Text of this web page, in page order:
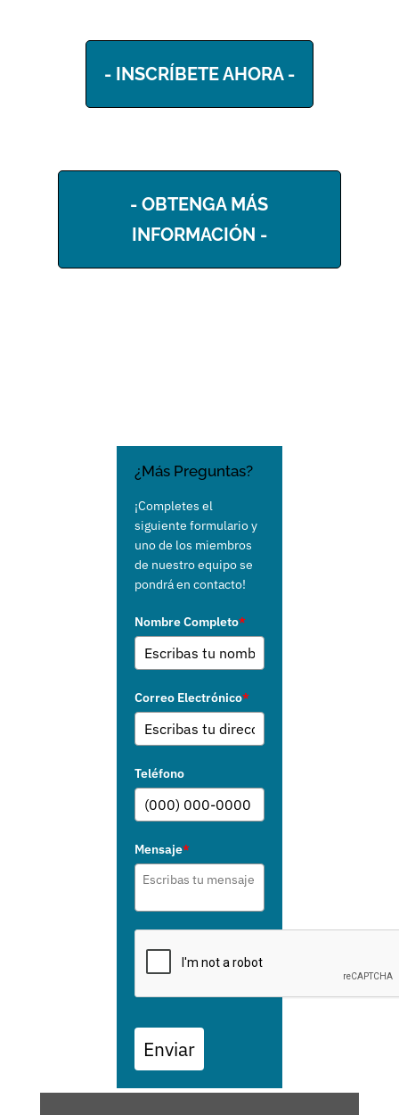
- INSCRÍBETE AHORA -
- OBTENGA MÁS
INFORMACIÓN -
¿Más Preguntas?
¡Completes el
siguiente formulario y
uno de los miembros
de nuestro equipo se
pondrá en contacto!
Nombre Completo*
Correo Electrónico*
Teléfono
Mensaje*
Enviar